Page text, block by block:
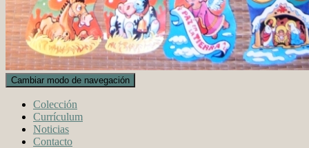
Cambiar modo de navegación
Colección
Currículum
Noticias
Contacto